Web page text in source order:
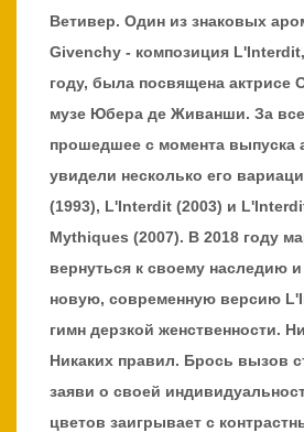
Ветивер. Один из знаковых
Givenchy - композиция
году, была посвящена актрисе
музе Юбера де Живанши. За
прошедшее с момента выпуска
увидели несколько его
(1993), L'Interdit (2003) и
Mythiques (2007). В 2018 году
вернуться к своему наследию
новую, современную версию
гимн дерзкой женственности.
Никаких правил. Брось вызов
заяви о своей
цветов заигрывает с